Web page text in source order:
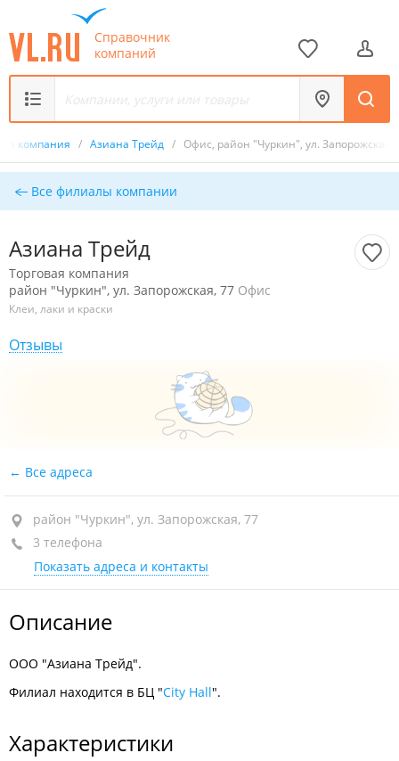
Справочник
компаний
компания / Азиана Трейд / Офис, район "Чуркин", ул. Запорожская,
Все филиалы компании
Азиана Трейд
Торговая компания
район "Чуркин", ул. Запорожская, 77 Офис
Клеи, лаки и краски
Отзывы
Все адреса
район "Чуркин", ул. Запорожская, 77
3 телефона
Показать адреса и контакты
Описание
ООО "Азиана Трейд".
Филиал находится в БЦ "City Hall".
Характеристики